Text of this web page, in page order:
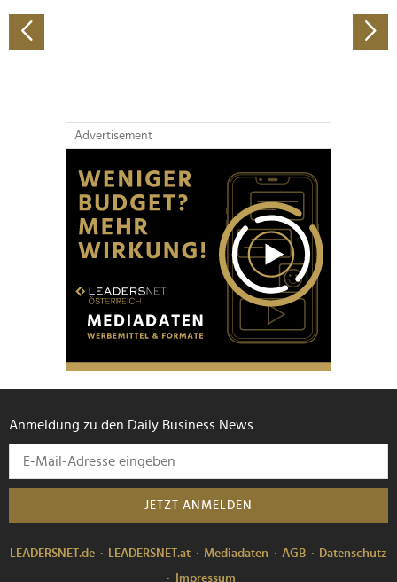
gesammelt haben.
Advertisement
Anmeldung zu den Daily Business News
JETZT ANMELDEN
LEADERSNET.de LEADERSNET.at Mediadaten AGB
Datenschutz
Impressum